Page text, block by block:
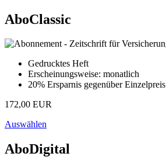
AboClassic
Gedrucktes Heft
Erscheinungsweise: monatlich
20% Ersparnis gegenüber Einzelpreis
172,00 EUR
Auswählen
AboDigital